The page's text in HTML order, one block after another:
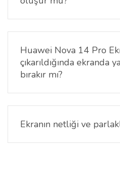
Kabarcık önleyici özelliği
yapıldığında ekran üzerinde
ve yüzeye tam oturur. Temiz ve
uygulanması önerilir.
Huawei Nova 14 Pro
çıkarıldığında ekranda
bırakır mı?
Hayır, çıkarıldığında ekranda
ya da iz bırakmaz. Ekranınız
Ekranın netliği ve
Kesinlikle hayır. Nano ekran